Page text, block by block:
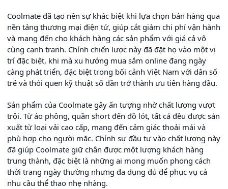
Coolmate đã tạo nên sự khác biệt khi lựa chọn bán hàng qua
nền tảng thương mại điện tử, giúp cắt giảm chi phí vận hành
và mang đến cho khách hàng các sản phẩm với giá cả vô
cùng cạnh tranh. Chính chiến lược này đã đặt họ vào một vị
trí đặc biệt, khi mà xu hướng mua sắm online đang ngày
càng phát triển, đặc biệt trong bối cảnh Việt Nam với dân số
trẻ và thói quen kỹ thuật số dần trở thành ưu tiên hàng đầu.
Sản phẩm của Coolmate gây ấn tượng nhờ chất lượng vượt
trội. Từ áo phông, quần short đến đồ lót, tất cả đều được sản
xuất từ loại vải cao cấp, mang đến cảm giác thoải mái và
phù hợp cho người mặc. Chính sự đầu tư vào chất lượng này
đã giúp Coolmate giữ chân được một lượng khách hàng
trung thành, đặc biệt là những ai mong muốn phong cách
thời trang ngày thường nhưng đa dụng đủ để phục vụ cả
nhu cầu thể thao nhẹ nhàng.